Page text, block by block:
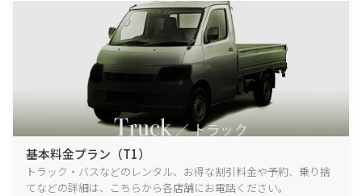
基本料金プラン（T1）
トラック・バスなどのレンタル、お得な割引料金や予約、乗り捨
てなどの詳細は、こちらから各店舗にお電話ください。